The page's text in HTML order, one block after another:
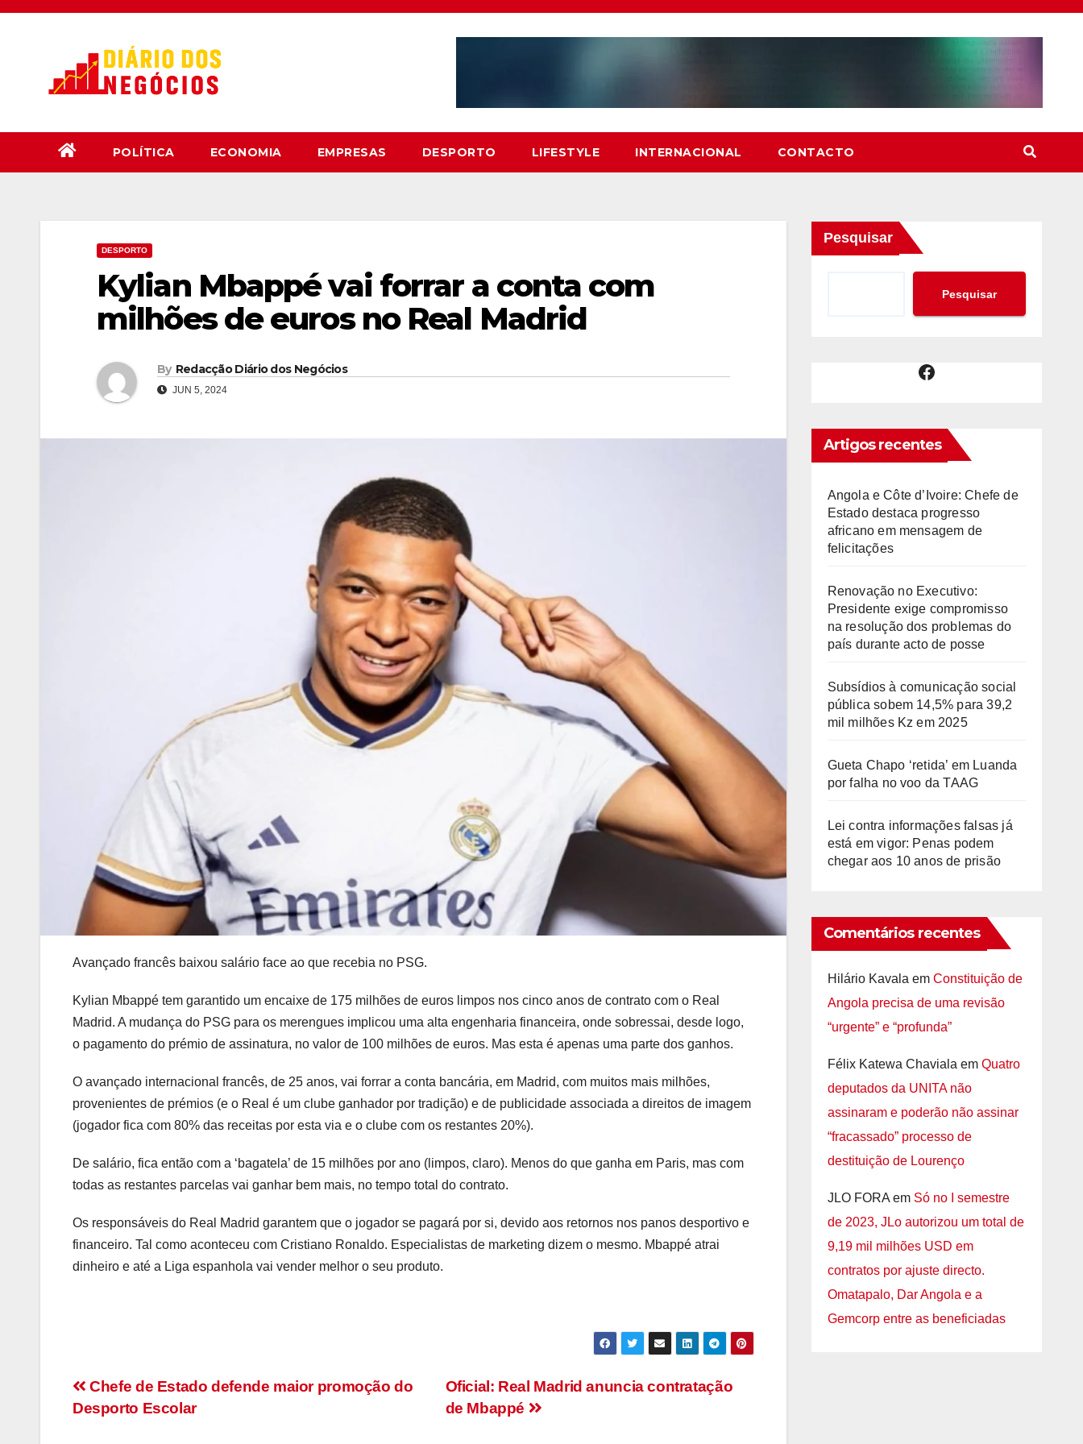
Skip
POLÍTICA ECONOMIA EMPRESAS DESPORTO LIFESTYLE INTERNACIONAL CONTACTO
DESPORTO
Kylian Mbappé vai forrar a conta com
milhões de euros no Real Madrid
By Redacção Diário dos Negócios
JUN 5, 2024
Avançado francês baixou salário face ao que recebia no PSG.
Kylian Mbappé tem garantido um encaixe de 175 milhões de euros limpos nos cinco anos de contrato com o Real
Madrid. A mudança do PSG para os merengues implicou uma alta engenharia financeira, onde sobressai, desde logo,
o pagamento do prémio de assinatura, no valor de 100 milhões de euros. Mas esta é apenas uma parte dos ganhos.
O avançado internacional francês, de 25 anos, vai forrar a conta bancária, em Madrid, com muitos mais milhões,
provenientes de prémios (e o Real é um clube ganhador por tradição) e de publicidade associada a direitos de imagem
(jogador fica com 80% das receitas por esta via e o clube com os restantes 20%).
De salário, fica então com a ‘bagatela’ de 15 milhões por ano (limpos, claro). Menos do que ganha em Paris, mas com
todas as restantes parcelas vai ganhar bem mais, no tempo total do contrato.
Os responsáveis do Real Madrid garantem que o jogador se pagará por si, devido aos retornos nos panos desportivo e
financeiro. Tal como aconteceu com Cristiano Ronaldo. Especialistas de marketing dizem o mesmo. Mbappé atrai
dinheiro e até a Liga espanhola vai vender melhor o seu produto.
Navegação
de
Oficial: Real Madrid anuncia contratação
de Mbappé
Chefe de Estado defende maior promoção do
Desporto Escolar
Pesquisar
Pesquisar
Facebook
Artigos recentes
Angola e Côte d’Ivoire: Chefe de
Estado destaca progresso
africano em mensagem de
felicitações
Renovação no Executivo:
Presidente exige compromisso
na resolução dos problemas do
país durante acto de posse
Subsídios à comunicação social
pública sobem 14,5% para 39,2
mil milhões Kz em 2025
Gueta Chapo ‘retida’ em Luanda
por falha no voo da TAAG
Lei contra informações falsas já
está em vigor: Penas podem
chegar aos 10 anos de prisão
Comentários recentes
Hilário Kavala em Constituição de
Angola precisa de uma revisão
“urgente” e “profunda”
Félix Katewa Chaviala em Quatro
deputados da UNITA não
assinaram e poderão não assinar
“fracassado” processo de
destituição de Lourenço
JLO FORAem Só no I semestre
de 2023, JLo autorizou um total de
9,19 mil milhões USD em
contratos por ajuste directo.
Omatapalo, Dar Angola e a
Gemcorp entre as beneficiadas